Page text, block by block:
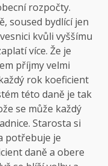
rozpočty.
soused bydlící jen
kvůli vyššímu
více. Že je
příjmy velmi
rok koeficient
této daně je tak
se může každý
Starosta si
potřebuje je
daně a obere